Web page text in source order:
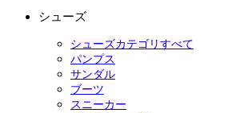
シューズ
シューズカテゴリすべて
パンプス
サンダル
ブーツ
スニーカー